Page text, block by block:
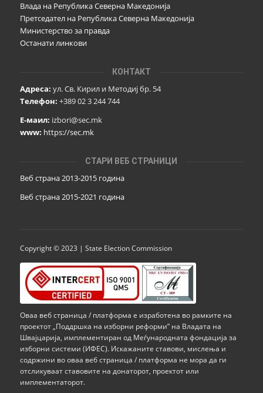
Влада на Република Северна Македонија
Претседател на Република Северна Македонија
Министерство за правда
Останати линкови
КОНТАКТ
Адреса: ул. Св. Кирил и Методиј бр. 54
Телефон: +389 02 3 244 744
Е-маил: izbori@sec.mk
www: https://sec.mk
СТАРИ ВЕБ СТРАНИЦИ
Веб страна 2013-2015 година
Веб страна 2015-2021 година
Copyright © 2023 | State Election Commission
Оваа веб страница / платформа е изработена во рамките на
проектот „Поддршка на изборни реформи” на Владата на
Швајцарија, имплементиран од Меѓународната фондација за
изборни системи (ИФЕС). Искажаните ставови, мислења и
содржини во оваа веб страница / платформа не мора да ги
отсликуваат ставовите на донаторот, проектот или
имплементаторот.